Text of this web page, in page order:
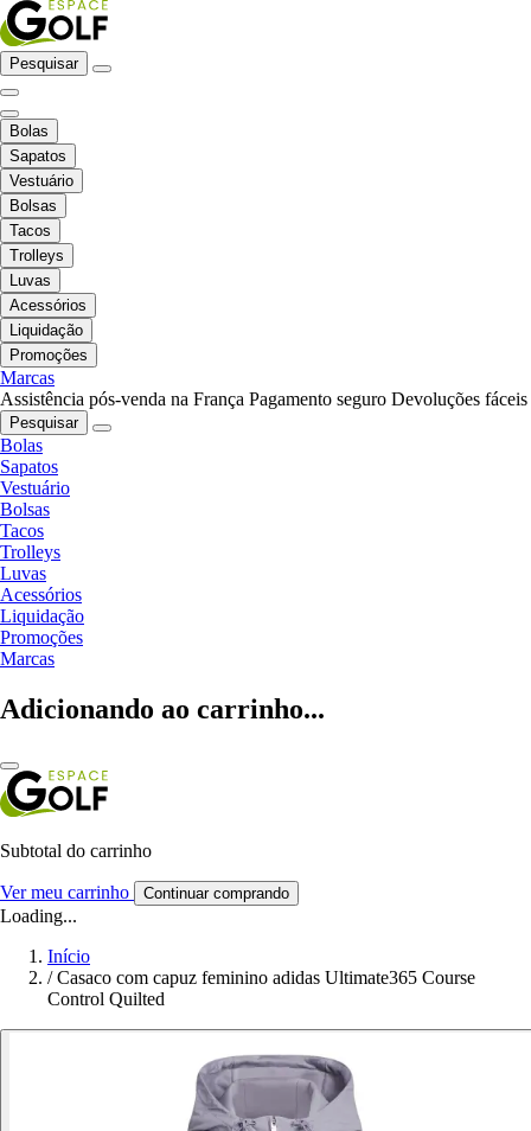
Pesquisar
Bolas
Sapatos
Vestuário
Bolsas
Tacos
Trolleys
Luvas
Acessórios
Liquidação
Promoções
Marcas
Assistência pós-venda na França Pagamento seguro Devoluções fáceis
Pesquisar
Bolas
Sapatos
Vestuário
Bolsas
Tacos
Trolleys
Luvas
Acessórios
Liquidação
Promoções
Marcas
Adicionando ao carrinho...
Subtotal do carrinho
Ver meu carrinho Continuar comprando
Loading...
Início
/ Casaco com capuz feminino adidas Ultimate365 Course
Control Quilted